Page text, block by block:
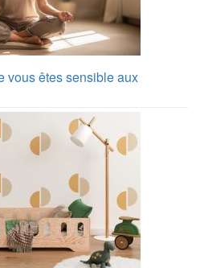
vous êtes sensible aux